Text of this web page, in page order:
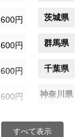
600円 茨城県
600円 群馬県
600円 千葉県
600円 神奈川県
600円 富山県
すべて表示